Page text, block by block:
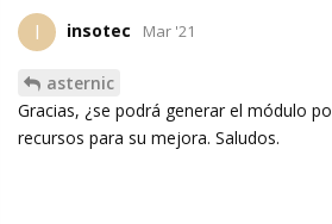
I insotec Mar '21
asternic
Gracias, ¿se podrá generar el módulo
recursos para su mejora. Saludos.